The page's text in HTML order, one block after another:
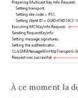
À ce moment la